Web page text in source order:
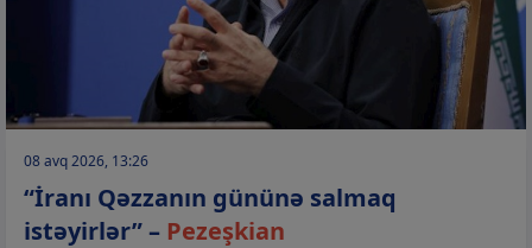
08 avq 2026, 13:26
“İranı Qəzzanın gününə salmaq
istəyirlər” – Pezeşkian